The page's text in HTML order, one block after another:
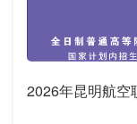
2026年昆明航空